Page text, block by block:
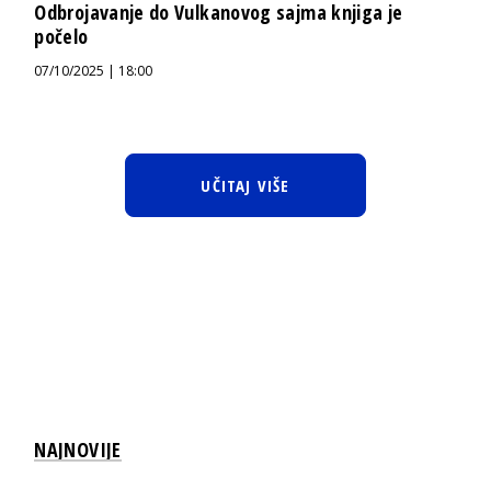
Odbrojavanje do Vulkanovog sajma knjiga je
počelo
07/10/2025 | 18:00
UČITAJ VIŠE
NAJNOVIJE